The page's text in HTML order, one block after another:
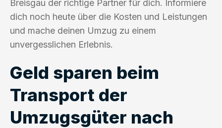
Breisgau der richtige Partner für dich. Informiere
dich noch heute über die Kosten und Leistungen
und mache deinen Umzug zu einem
unvergesslichen Erlebnis.
Geld sparen beim
Transport der
Umzugsgüter nach